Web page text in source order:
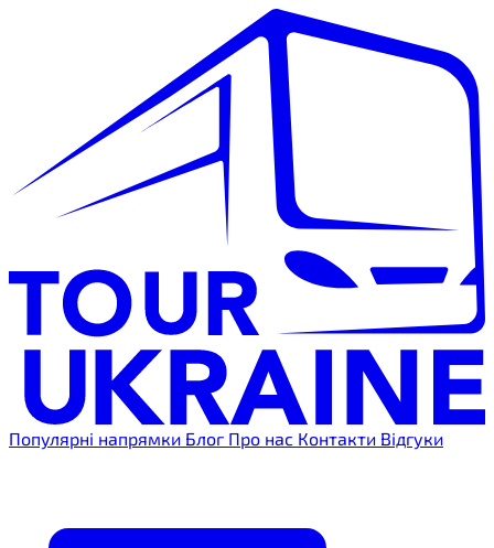
Популярні напрямки Блог Про нас Контакти Відгуки